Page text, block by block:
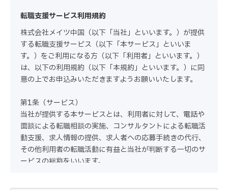
転職支援サービス利用規約
株式会社メイツ中国（以下「当社」といいます。）が提供
する転職支援サービス（以下「本サービス」といいま
す。）をご利用になる方（以下「利用者」といいます。）
は、以下の利用規約（以下「本規約」といいます。）に同
意の上でお申込みいただきますようお願いいたします。
第1条（サービス）
当社が提供する本サービスとは、利用者に対して、電話や
面談による転職相談の実施、コンサルタントによる転職活
動支援、求人情報の提供、求人者への応募手続きの代行、
その他利用者の転職活動に有益と当社が判断する一切のサ
ービスの総称をいいます。